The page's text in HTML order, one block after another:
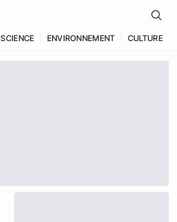
SCIENCE ENVIRONNEMENT CULTURE